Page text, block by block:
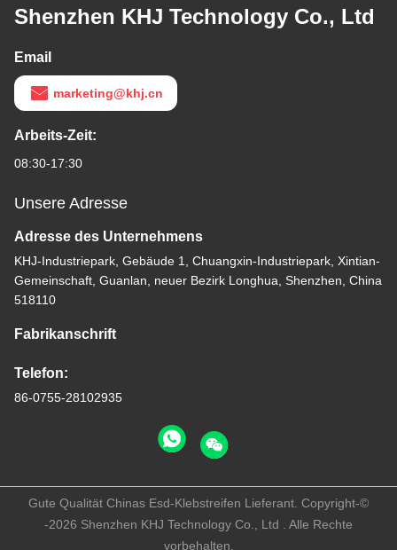
Shenzhen KHJ Technology Co., Ltd
Email
marketing@khj.cn
Arbeits-Zeit:
08:30-17:30
Unsere Adresse
Adresse des Unternehmens
KHJ-Industriepark, Gebäude 1, Chuangxin-Industriepark, Xintian-
Gemeinschaft, Guanlan, neuer Bezirk Longhua, Shenzhen, China
518110
Fabrikanschrift
Telefon:
86-0755-28102935
Gute Qualität Chinas Esd-Klebstreifen Lieferant. Copyright-©
-2026 Shenzhen KHJ Technology Co., Ltd . Alle Rechte
vorbehalten.